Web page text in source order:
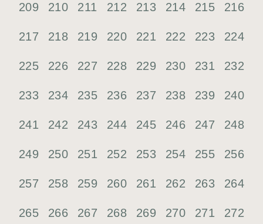
209 210 211 212 213 214 215 216
217 218 219 220 221 222 223 224
225 226 227 228 229 230 231 232
233 234 235 236 237 238 239 240
241 242 243 244 245 246 247 248
249 250 251 252 253 254 255 256
257 258 259 260 261 262 263 264
265 266 267 268 269 270 271 272